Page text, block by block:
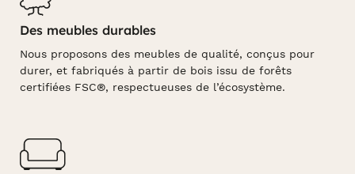
Des meubles durables
Nous proposons des meubles de qualité, conçus pour
durer, et fabriqués à partir de bois issu de forêts
certifiées FSC®, respectueuses de l’écosystème.